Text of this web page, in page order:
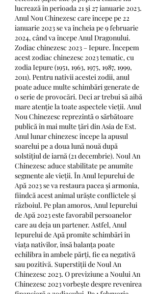
lucrează în perioada 21 și 27 ianuarie 2023.
Anul Nou Chinezesc care începe pe 22
ianuarie 2023 se va încheia pe 9 februarie
2024, când va începe Anul Dragonului.
Zodiac chinezesc 2023 – Iepure. Începem
acest zodiac chinezesc 2023 tematic, cu
zodia Iepure (1951, 1963, 1975, 1987, 1999,
2011). Pentru nativii acestei zodii, anul
poate aduce multe schimbări generate de
o serie de provocări. Deci ar trebui să aibă
mare atenție la toate aspectele vieții. Anul
Nou Chinezesc reprezintă o sărbătoare
publică în mai multe țări din Asia de Est.
Anul lunar chinezesc începe la apusul
soarelui pe a doua lună nouă după
solstițiul de iarnă (21 decembrie). Noul An
Chinezesc aduce stabilitate pe anumite
segmente ale vieții. În Anul Iepurelui de
Apă 2023 se va restaura pacea și armonia,
fiindcă acest animal urăște conflictele și
războiul. Pe plan amoros, Anul Iepurelui
de Apă 2023 este favorabil persoanelor
care au deja un partener. Astfel, Anul
Iepurelui de Apă promite schimbări în
viața nativilor, însă balanța poate
echilibra în ambele părți, fie ea negativă
sau pozitivă. Superstiții de Noul An
Chinezesc 2023. O previziune a Noului An
Chinezesc 2023 vorbește despre revenirea